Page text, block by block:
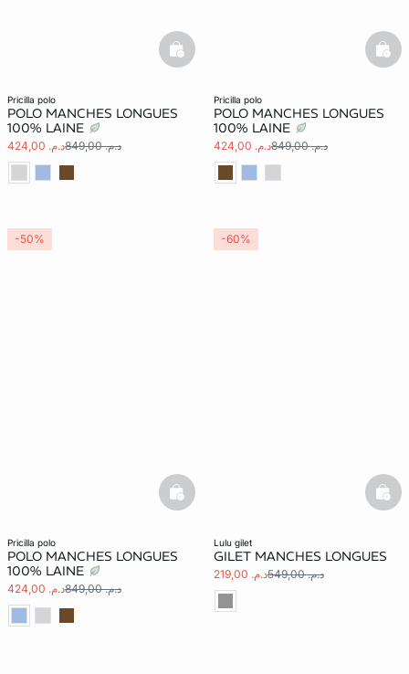
pricilla polo
POLO MANCHES LONGUES
100% LAINE
د.م. 424,00 د.م. 849,00
basketfull
pricilla polo
POLO MANCHES LONGUES
100% LAINE
د.م. 424,00 د.م. 849,00
pricilla polo
POLO MANCHES LONGUES
100% LAINE
د.م. 424,00 د.م. 849,00
basketfull
-50%
lulu gilet
GILET MANCHES LONGUES
د.م. 219,00 د.م. 549,00
-60%